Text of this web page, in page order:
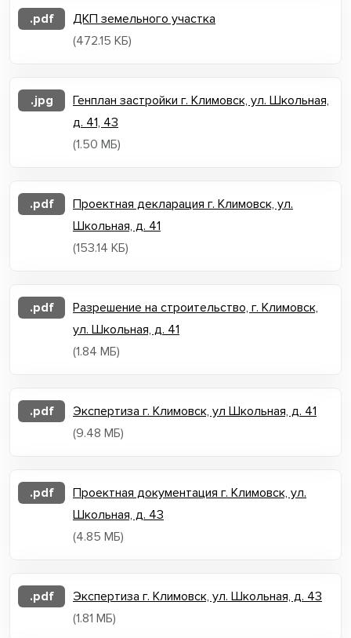
.pdf
ДКП земельного участка
(472.15 КБ)
.jpg
Генплан застройки г. Климовск, ул. Школьная,
д. 41, 43
(1.50 МБ)
.pdf
Проектная декларация г. Климовск, ул.
Школьная, д. 41
(153.14 КБ)
.pdf
Разрешение на строительство, г. Климовск,
ул. Школьная, д. 41
(1.84 МБ)
.pdf
Экспертиза г. Климовск, ул Школьная, д. 41
(9.48 МБ)
.pdf
Проектная документация г. Климовск, ул.
Школьная, д. 43
(4.85 МБ)
.pdf
Экспертиза г. Климовск, ул. Школьная, д. 43
(1.81 МБ)